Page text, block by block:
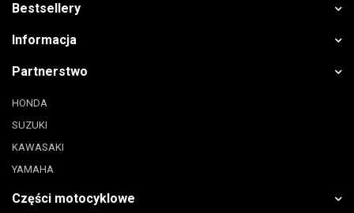
Bestsellery
Informacja
Partnerstwo
HONDA
SUZUKI
KAWASAKI
YAMAHA
Części motocyklowe